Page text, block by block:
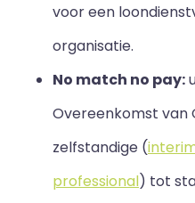
voor een
organisatie.
No match no pay:
Overeenkomst van
zelfstandige (
professional) tot